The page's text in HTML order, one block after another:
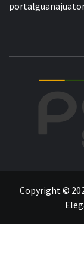
Copyright ©